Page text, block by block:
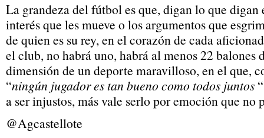
La grandeza del fútbol es que, digan lo que digan
interés que les mueve o los argumentos que
de quien es su rey, en el corazón de cada
el club, no habrá uno, habrá al menos 22 balones
dimensión de un deporte maravilloso, en el que,
“ningún jugador es tan bueno como todos juntos
a ser injustos, más vale serlo por emoción que
@Agcastellote